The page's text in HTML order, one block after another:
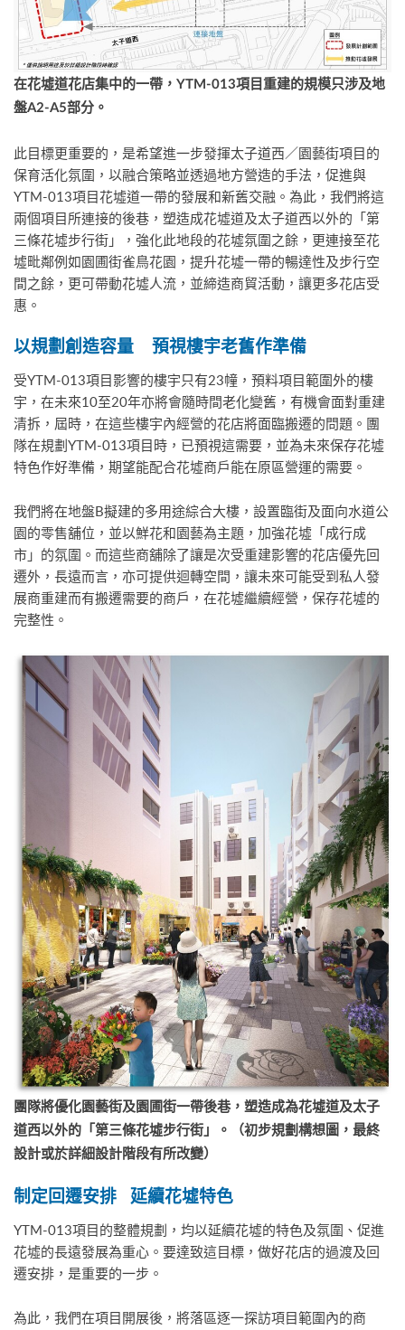
在花墟道花店集中的一帶， YTM-013項目重建的規模只涉及地
盤A2-A5部分。
此目標更重要的，是希望進一步發揮太子道西／園藝街項目的
保育活化氛圍，以融合策略並透過地方營造的手法，促進與
YTM-013項目花墟道一帶的發展和新舊交融。為此，我們將這
兩個項目所連接的後巷，塑造成花墟道及太子道西以外的「第
三條花墟步行街」，強化此地段的花墟氛圍之餘，更連接至花
墟毗鄰例如園圃街雀鳥花園，提升花墟一帶的暢達性及步行空
間之餘，更可帶動花墟人流，並締造商貿活動，讓更多花店受
惠。
以規劃創造容量 預視樓宇老舊作準備
受YTM-013項目影響的樓宇只有23幢，預料項目範圍外的樓
宇，在未來10至20年亦將會隨時間老化變舊，有機會面對重建
清拆，屆時，在這些樓宇內經營的花店將面臨搬遷的問題。團
隊在規劃YTM-013項目時，已預視這需要，並為未來保存花墟
特色作好準備，期望能配合花墟商戶能在原區營運的需要。
我們將在地盤B擬建的多用途綜合大樓，設置臨街及面向水道公
園的零售舖位，並以鮮花和園藝為主題，加強花墟「成行成
市」的氛圍。而這些商舖除了讓是次受重建影響的花店優先回
遷外，長遠而言，亦可提供迴轉空間，讓未來可能受到私人發
展商重建而有搬遷需要的商戶，在花墟繼續經營，保存花墟的
完整性。
團隊將優化園藝街及園圃街一帶後巷，塑造成為花墟道及太子
道西以外的「第三條花墟步行街」。（初步規劃構想圖，最終
設計或於詳細設計階段有所改變）
制定回遷安排 延續花墟特色
YTM-013項目的整體規劃，均以延續花墟的特色及氛圍、促進
花墟的長遠發展為重心。要達致這目標，做好花店的過渡及回
遷安排，是重要的一步。
為此，我們在項目開展後，將落區逐一探訪項目範圍內的商